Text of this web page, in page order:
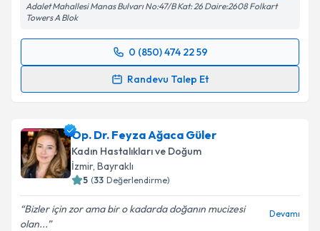
Adalet Mahallesi Manas Bulvarı No:47/B Kat: 26 Daire:2608 Folkart
Towers A Blok
0 (850) 474 22 59
Randevu Talep Et
Randevu Takvimi Talebi
takvim hazırlandığında e-posta ile bilgilendireceğiz.
E-posta Adresiniz
Op. Dr. Feyza Ağaca Güler
Kadın Hastalıkları ve Doğum
İzmir, Bayraklı
5 (33 Değerlendirme)
Bizler için zor ama bir o kadarda doğanın mucizesi
olan...
Devamı